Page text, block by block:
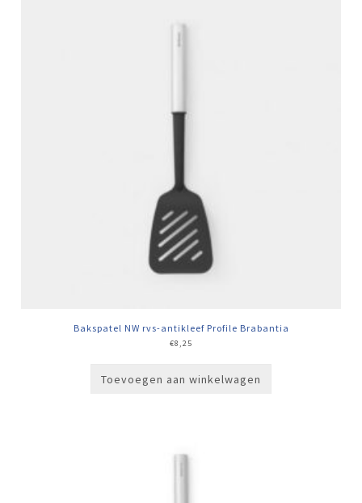
Bakspatel NW rvs-antikleef Profile Brabantia
€8,25
Toevoegen aan winkelwagen